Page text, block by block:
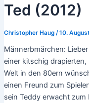
Ted (2012)
Christopher Haug /10.
Männerbmärchen:
einer kitschig
Welt in den 80ern
einen Freund zum
sein Teddy erwacht zum